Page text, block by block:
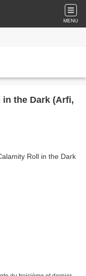
MENU
the Dark (Arfi,